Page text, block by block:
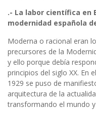
.- La labor científica en
modernidad española
Moderna o racional eran
precursores de la
y ello porque debía
principios del siglo XX. En
1929 se puso de
arquitectura de la
transformando el mundo